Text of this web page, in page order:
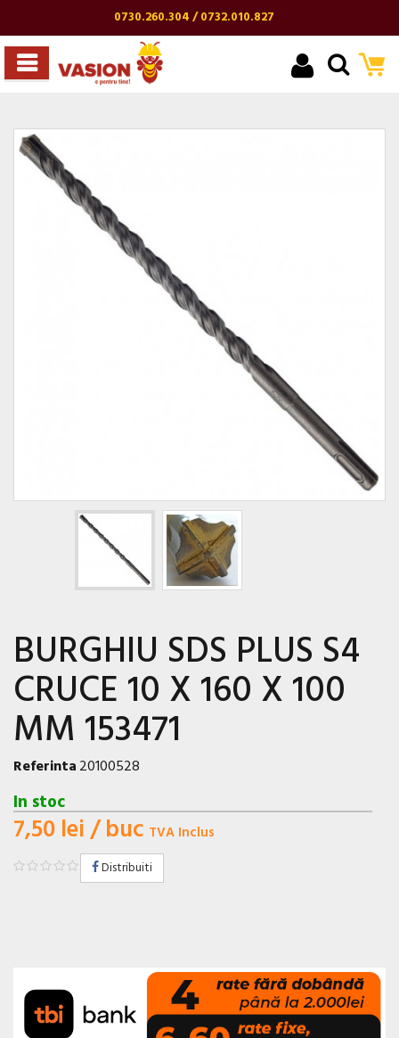
0730.260.304 / 0732.010.827
BURGHIU SDS PLUS S4
CRUCE 10 X 160 X 100
MM 153471
Referinta20100528
In stoc
7,50 lei/ buc TVA Inclus
Distribuiti